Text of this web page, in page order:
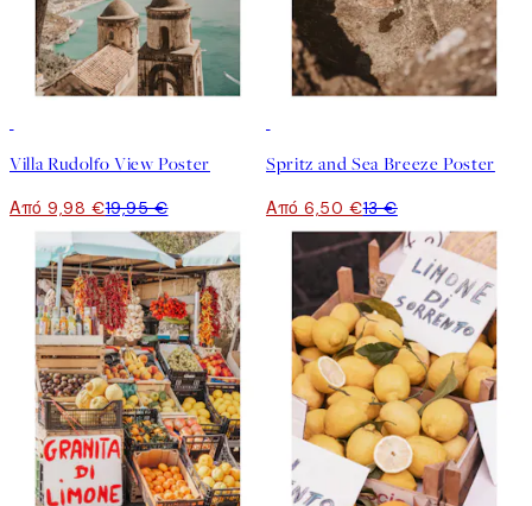
Villa Rudolfo View Poster
Από 9,98 €19,95 €
Spritz and Sea Breeze Poster
Από 6,50 €13 €